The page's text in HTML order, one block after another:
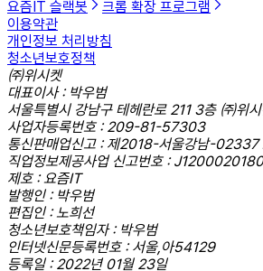
요즘IT 슬랙봇
크롬 확장 프로그램
이용약관
개인정보 처리방침
청소년보호정책
㈜위시켓
대표이사 : 박우범
서울특별시 강남구 테헤란로 211 3층 ㈜위
사업자등록번호 : 209-81-57303
통신판매업신고 : 제2018-서울강남-02337
직업정보제공사업 신고번호 :
제호 : 요즘IT
발행인 : 박우범
편집인 : 노희선
청소년보호책임자 : 박우범
인터넷신문등록번호 : 서울,아54129
등록일 : 2022년 01월 23일